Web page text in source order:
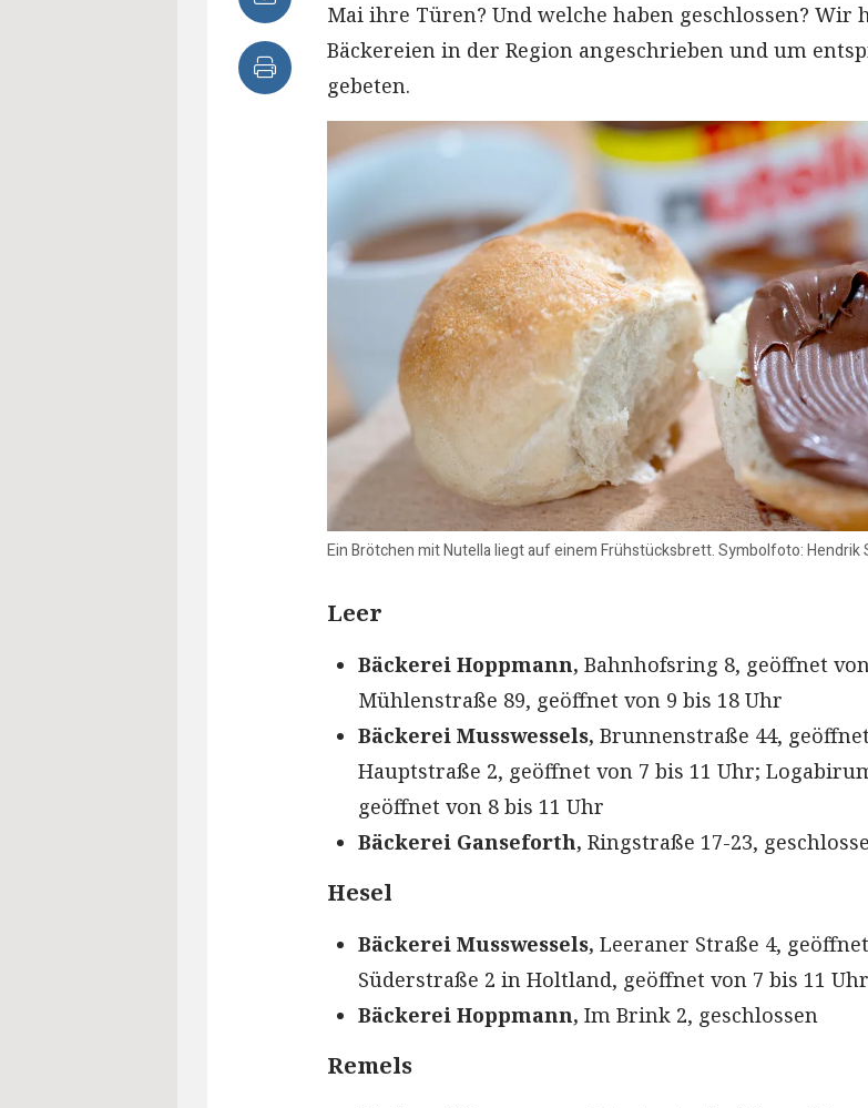
Mai ihre Türen? Und welche haben geschlossen? Wir
Bäckereien in der Region angeschrieben und um
gebeten.
Ein Brötchen mit Nutella liegt auf einem Frühstücksbrett. Symbolfoto:
Leer
Bäckerei Hoppmann, Bahnhofsring 8, geöffnet
Mühlenstraße 89, geöffnet von 9 bis 18 Uhr
Bäckerei Musswessels, Brunnenstraße 44,
Hauptstraße 2, geöffnet von 7 bis 11 Uhr;
geöffnet von 8 bis 11 Uhr
Bäckerei Ganseforth, Ringstraße 17-23,
Hesel
Bäckerei Musswessels, Leeraner Straße 4,
Süderstraße 2 in Holtland, geöffnet von 7 bis 11 Uhr
Bäckerei Hoppmann, Im Brink 2, geschlossen
Remels